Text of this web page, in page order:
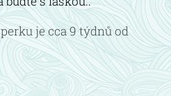
je cca 9 týdnů od